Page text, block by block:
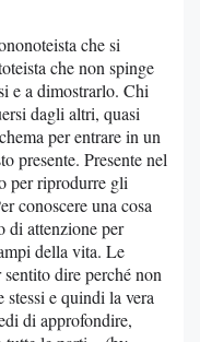
che si
che non spinge
e a dimostrarlo. Chi
dagli altri, quasi
per entrare in un
presente. Presente nel
per riprodurre gli
conoscere una cosa
di attenzione per
della vita. Le
dire perché non
e quindi la vera
di approfondire,